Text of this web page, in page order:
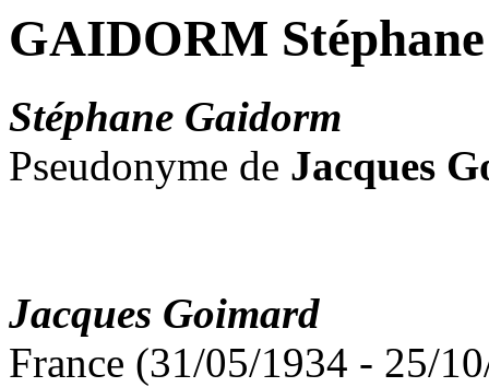
GAIDORM Stéphane
Stéphane Gaidorm
Pseudonyme de Jacques
Jacques Goimard
France (31/05/1934 - 25/